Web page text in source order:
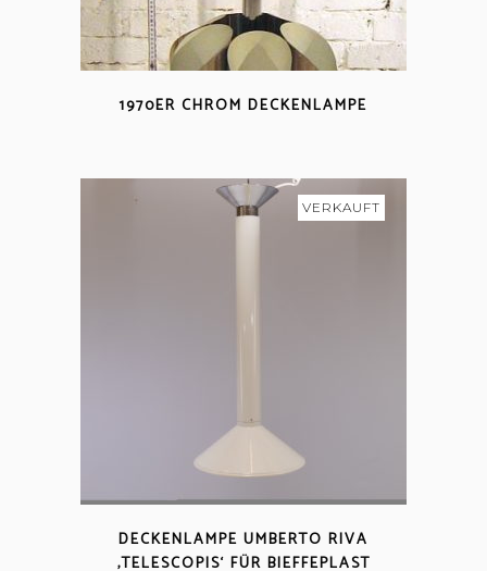
1970ER CHROM DECKENLAMPE
VERKAUFT
DECKENLAMPE UMBERTO RIVA
‚TELESCOPIS‘ FÜR BIEFFEPLAST